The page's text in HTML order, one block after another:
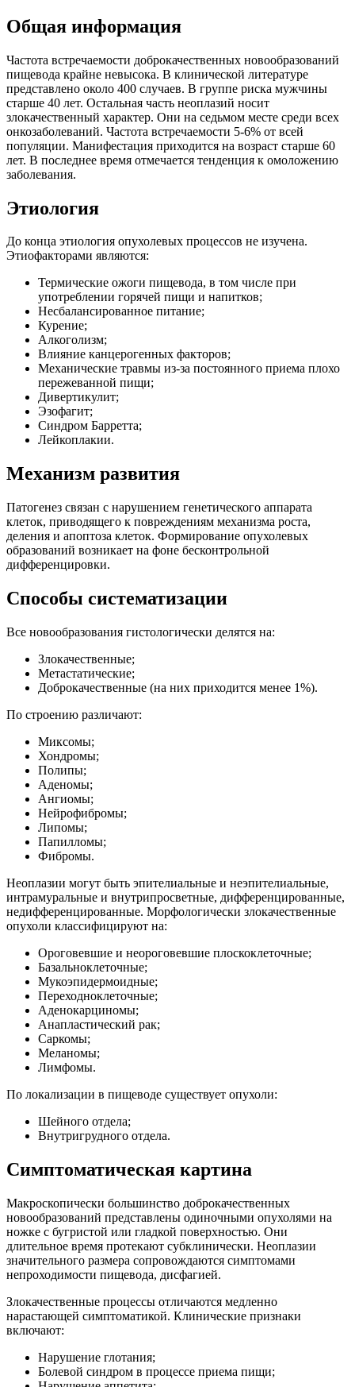
Общая информация
Частота встречаемости доброкачественных новообразований
пищевода крайне невысока. В клинической литературе
представлено около 400 случаев. В группе риска мужчины
старше 40 лет. Остальная часть неоплазий носит
злокачественный характер. Они на седьмом месте среди всех
онкозаболеваний. Частота встречаемости 5-6% от всей
популяции. Манифестация приходится на возраст старше 60
лет. В последнее время отмечается тенденция к омоложению
заболевания.
Этиология
До конца этиология опухолевых процессов не изучена.
Этиофакторами являются:
Термические ожоги пищевода, в том числе при
употреблении горячей пищи и напитков;
Несбалансированное питание;
Курение;
Алкоголизм;
Влияние канцерогенных факторов;
Механические травмы из-за постоянного приема плохо
пережеванной пищи;
Дивертикулит;
Эзофагит;
Синдром Барретта;
Лейкоплакии.
Механизм развития
Патогенез связан с нарушением генетического аппарата
клеток, приводящего к повреждениям механизма роста,
деления и апоптоза клеток. Формирование опухолевых
образований возникает на фоне бесконтрольной
дифференцировки.
Способы систематизации
Все новообразования гистологически делятся на:
Злокачественные;
Метастатические;
Доброкачественные (на них приходится менее 1%).
По строению различают:
Миксомы;
Хондромы;
Полипы;
Аденомы;
Ангиомы;
Нейрофибромы;
Липомы;
Папилломы;
Фибромы.
Неоплазии могут быть эпителиальные и неэпителиальные,
интрамуральные и внутрипросветные, дифференцированные,
недифференцированные. Морфологически злокачественные
опухоли классифицируют на:
Ороговевшие и неороговевшие плоскоклеточные;
Базальноклеточные;
Мукоэпидермоидные;
Переходноклеточные;
Аденокарциномы;
Анапластический рак;
Саркомы;
Меланомы;
Лимфомы.
По локализации в пищеводе существует опухоли:
Шейного отдела;
Внутригрудного отдела.
Симптоматическая картина
Макроскопически большинство доброкачественных
новообразований представлены одиночными опухолями на
ножке с бугристой или гладкой поверхностью. Они
длительное время протекают субклинически. Неоплазии
значительного размера сопровождаются симптомами
непроходимости пищевода, дисфагией.
Злокачественные процессы отличаются медленно
нарастающей симптоматикой. Клинические признаки
включают:
Нарушение глотания;
Болевой синдром в процессе приема пищи;